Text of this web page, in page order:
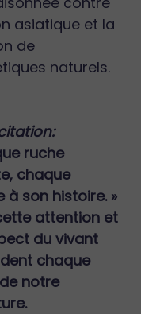
asiatique et la
de
naturels.
ruche
chaque
à son histoire. »
attention et
du vivant
chaque
notre